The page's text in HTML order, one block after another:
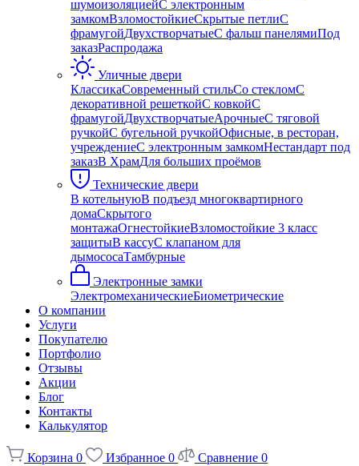
шумоизоляциейС электронным
замкомВзломостойкиеСкрытые петлиС
фрамугойДвухстворчатыеС фальш панелямиПод
заказРаспродажа
Уличные двери
КлассикаСовременный стильСо стекломС
декоративной решеткойС ковкойС
фрамугойДвухстворчатыеАрочныеС тяговой
ручкойС бугельной ручкойОфисные, в ресторан,
учреждениеС электронным замкомНестандарт под
заказВ ХрамДля больших проёмов
Технические двери
В котельнуюВ подъезд многоквартирного
домаСкрытого
монтажаОгнестойкиеВзломостойкие 3 класс
защитыВ кассуС клапаном для
дымососаТамбурные
Электронные замки
ЭлектромеханическиеБиометрические
О компании
Услуги
Покупателю
Портфолио
Отзывы
Акции
Блог
Контакты
Калькулятор
Корзина 0 Избранное 0 Сравнение 0